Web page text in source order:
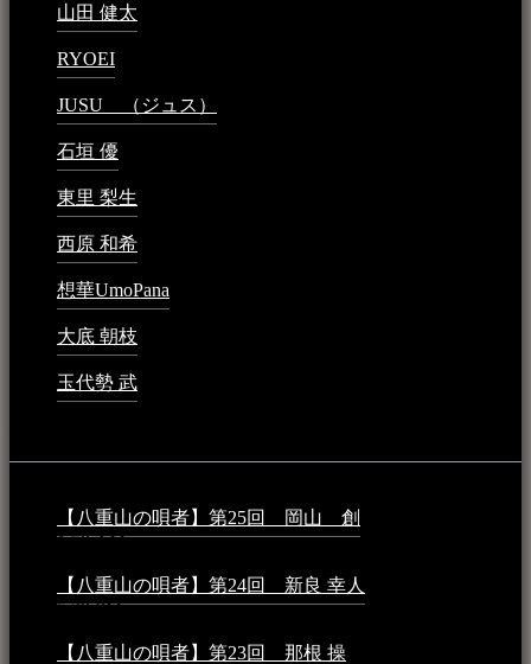
山田 健太
RYOEI
JUSU （ジュス）
石垣 優
東里 梨生
西原 和希
想華UmoPana
大底 朝枝
玉代勢 武
【八重山の唄者】第25回 岡山 創
1:50 AM
【八重山の唄者】第24回 新良 幸人
5:29 PM
【八重山の唄者】第23回 那根 操